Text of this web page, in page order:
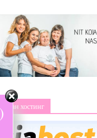
хостинг